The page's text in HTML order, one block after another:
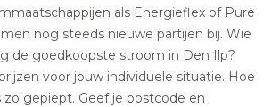
als Energieflex of Pure
nog steeds nieuwe partijen bij. Wie
de goedkoopste stroom in Den Ilp?
voor jouw individuele situatie. Hoe
gepiept. Geef je postcode en